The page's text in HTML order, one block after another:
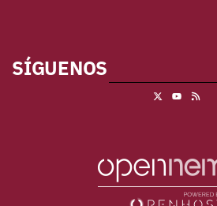
SÍGUENOS